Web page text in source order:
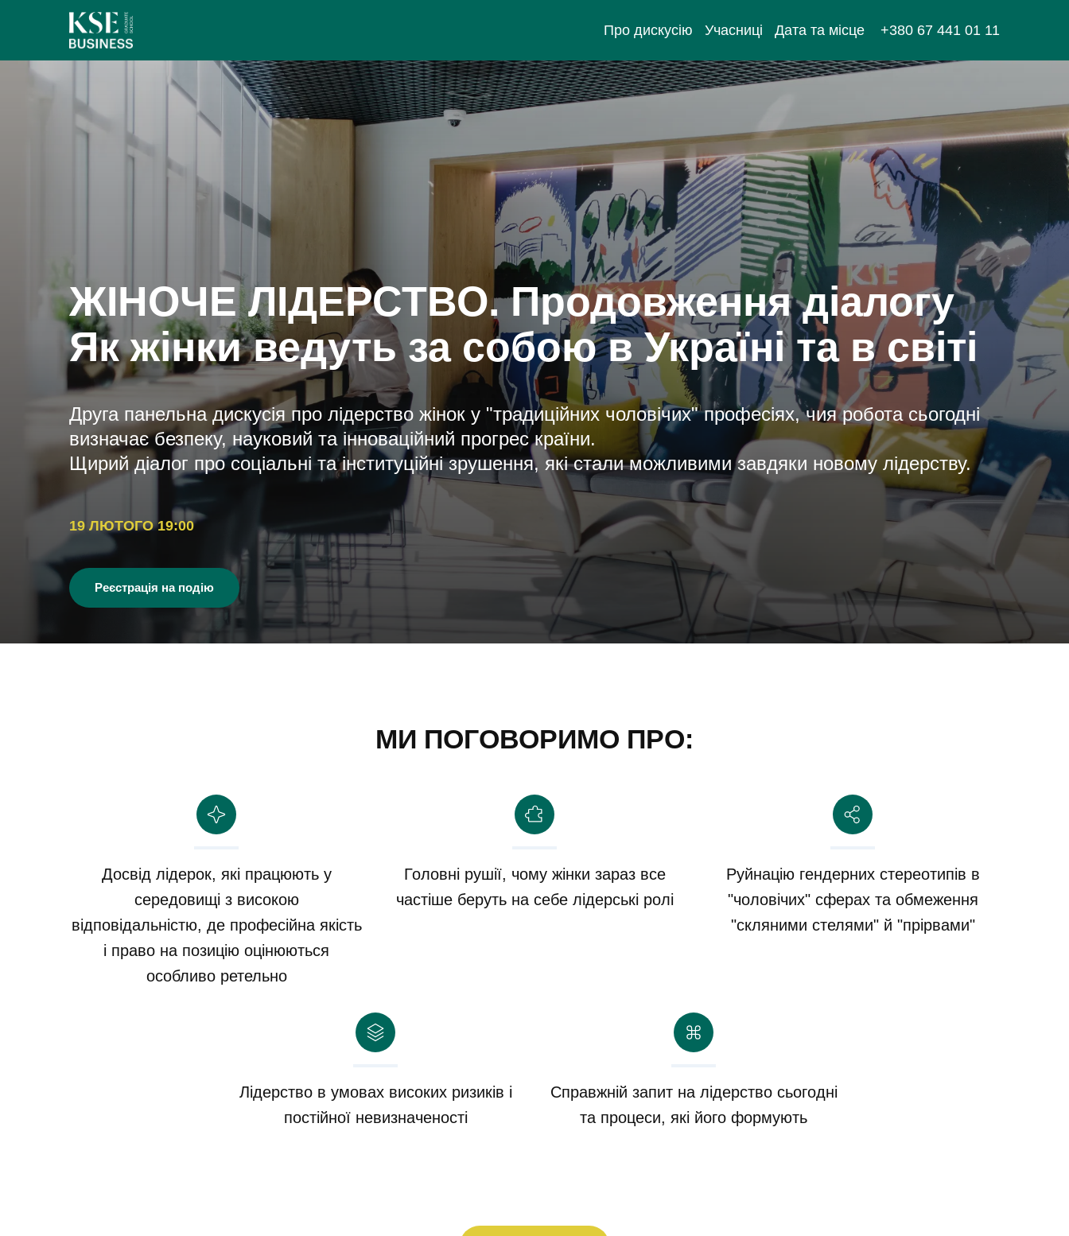
Про дискусію Учасниці Дата та місце +380 67 441 01 11
ЖІНОЧЕ ЛІДЕРСТВО. Продовження діалогу
Як жінки ведуть за собою в Україні та в світі
Друга панельна дискусія про лідерство жінок у "традиційних чоловічих" професіях, чия робота сьогодні
визначає безпеку, науковий та інноваційний прогрес країни.
Щирий діалог про соціальні та інституційні зрушення, які стали можливими завдяки новому лідерству.
19 ЛЮТОГО 19:00
Реєстрація на подію
МИ ПОГОВОРИМО ПРО:
Досвід лідерок, які працюють у
середовищі з високою
відповідальністю, де професійна якість
і право на позицію оцінюються
особливо ретельно
Головні рушії, чому жінки зараз все
частіше беруть на себе лідерські ролі
Руйнацію гендерних стереотипів в
"чоловічих" сферах та обмеження
"скляними стелями" й "прірвами"
Лідерство в умовах високих ризиків і
постійної невизначеності
Справжній запит на лідерство сьогодні
та процеси, які його формують